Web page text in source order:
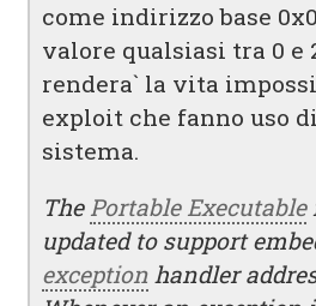
come indirizzo base
valore qualsiasi tra 0 e
rendera` la vita
exploit che fanno uso
sistema.
The Portable Executable
updated to support
exceptionhandler